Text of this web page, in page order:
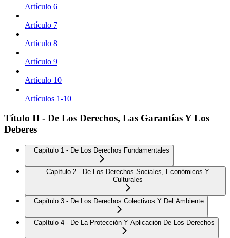
Artículo 6
Artículo 7
Artículo 8
Artículo 9
Artículo 10
Artículos 1-10
Título II - De Los Derechos, Las Garantías Y Los
Deberes
Capítulo 1 - De Los Derechos Fundamentales
Capítulo 2 - De Los Derechos Sociales, Económicos Y
Culturales
Capítulo 3 - De Los Derechos Colectivos Y Del Ambiente
Capítulo 4 - De La Protección Y Aplicación De Los Derechos